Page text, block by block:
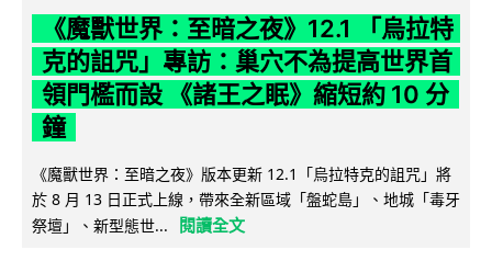
《魔獸世界：至暗之夜》12.1 「烏拉特
克的詛咒」專訪：巢穴不為提高世界首
領門檻而設 《諸王之眠》縮短約 10 分
鐘
《魔獸世界：至暗之夜》版本更新 12.1「烏拉特克的詛咒」將
於 8 月 13 日正式上線，帶來全新區域「盤蛇島」、地城「毒牙
祭壇」、新型態世...
閱讀全文